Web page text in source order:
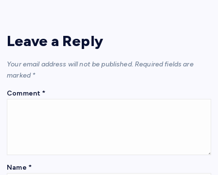
p
p
o
o
m
Leave a Reply
Your email address will not be published. Required fields are
marked *
Comment *
Name *